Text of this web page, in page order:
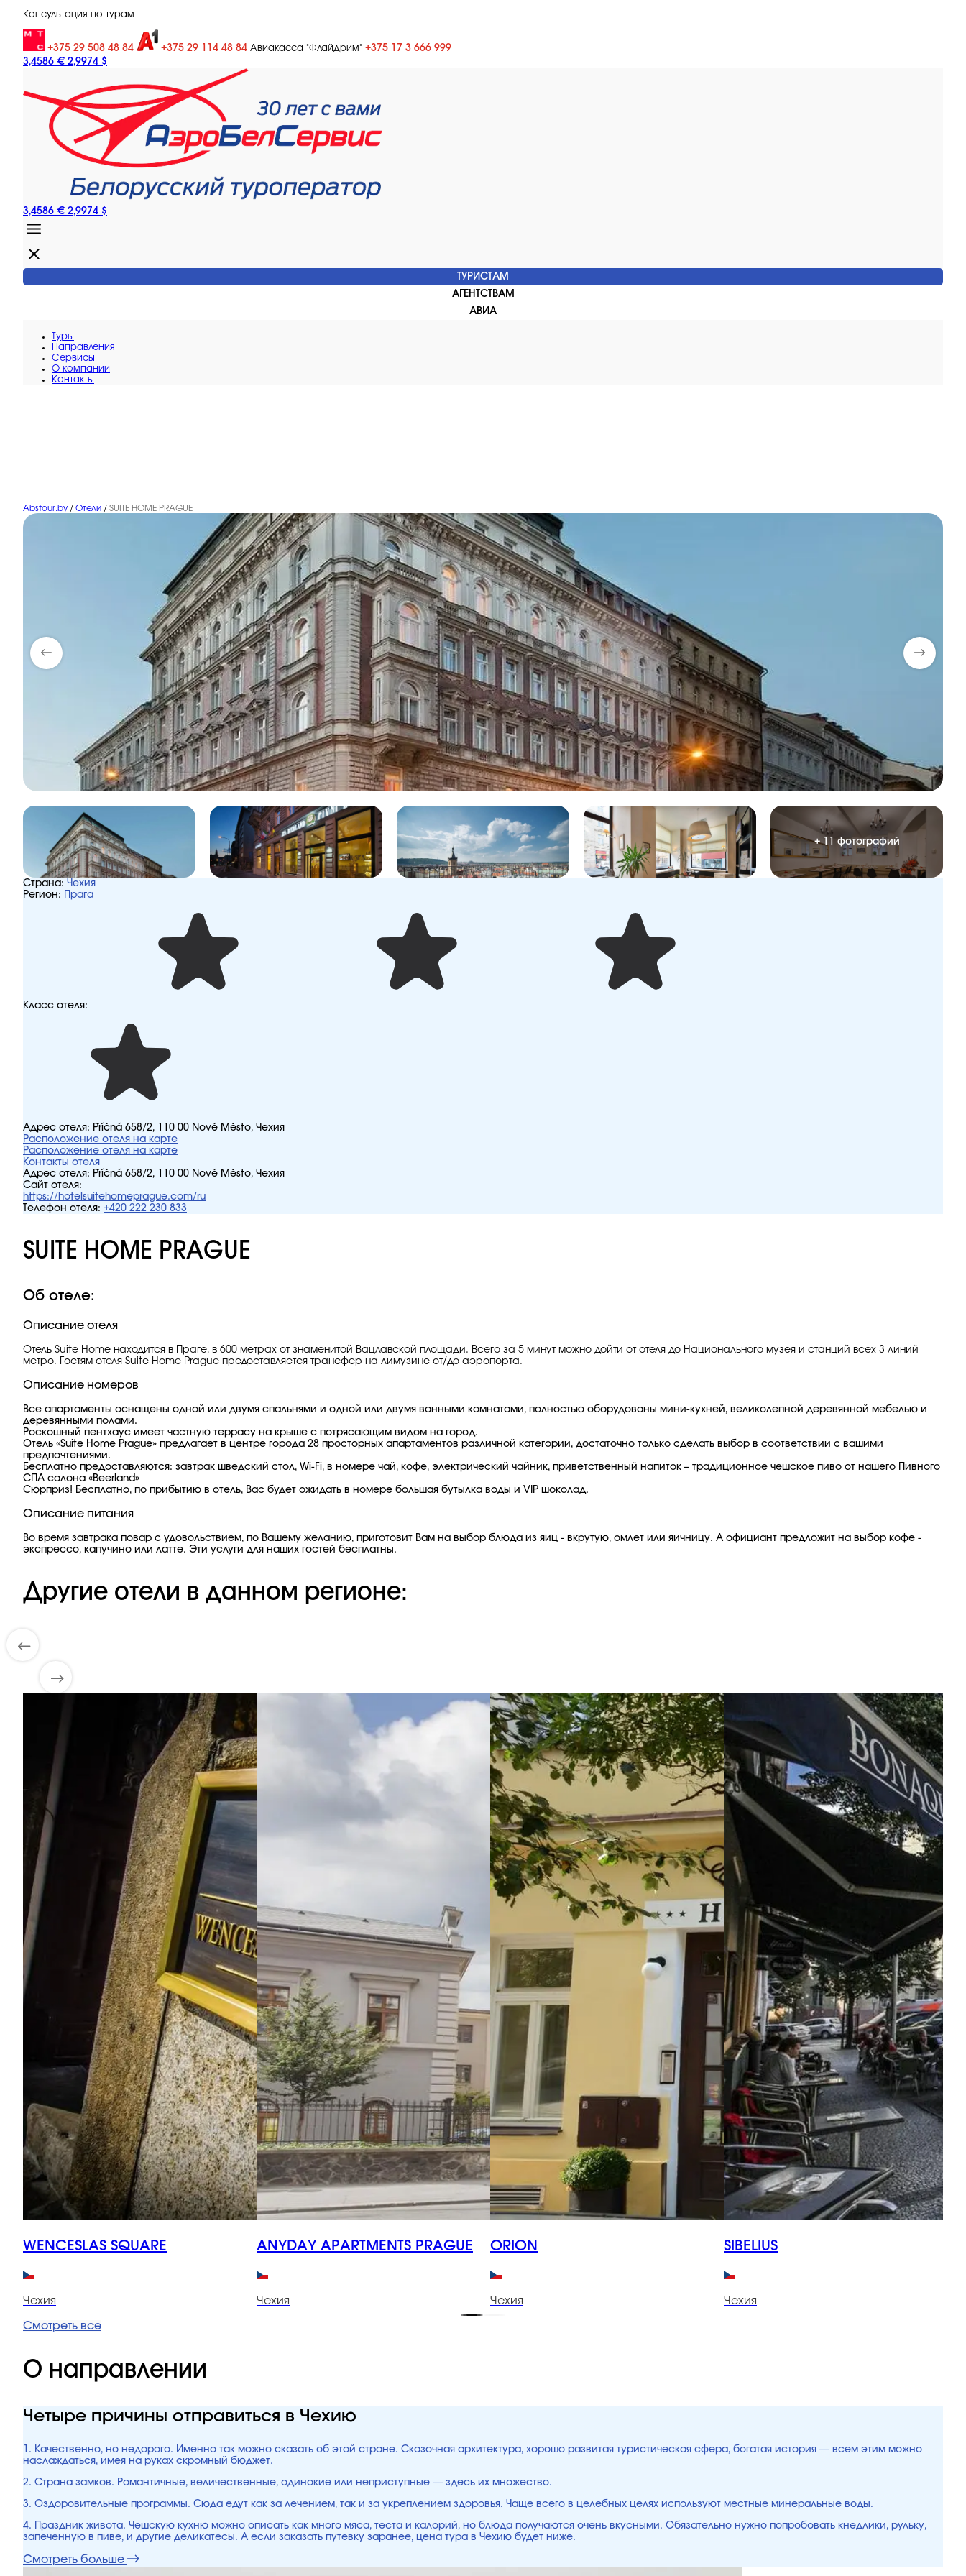
Консультация по турам
+375 29 508 48 84 +375 29 114 48 84 Авиакасса "Флайдрим" +375 17 3 666 999
3,4586 € 2,9974 $
3,4586 € 2,9974 $
ТУРИСТАМ
АГЕНТСТВАМ
АВИА
Туры
Направления
Сервисы
O компании
Контакты
Abstour.by / Отели / SUITE HOME PRAGUE
+ 11 фотографий
Страна: Чехия
Регион:
Прага
Класс отеля:
Адрес отеля: Příčná 658/2, 110 00 Nové Město, Чехия
Расположение отеля на карте
Расположение отеля на карте
Контакты отеля
Адрес отеля: Příčná 658/2, 110 00 Nové Město, Чехия
Сайт отеля:
https://hotelsuitehomeprague.com/ru
Телефон отеля: +420 222 230 833
SUITE HOME PRAGUE
Об отеле:
Описание отеля
Отель Suite Home находится в Праге, в 600 метрах от знаменитой Вацлавской площади. Всего за 5 минут можно дойти от отеля до Национального музея и станций всех 3 линий
метро. Гостям отеля Suite Home Prague предоставляется трансфер на лимузине от/до аэропорта.
Описание номеров
Все апартаменты оснащены одной или двумя спальнями и одной или двумя ванными комнатами, полностью оборудованы мини-кухней, великолепной деревянной мебелью и
деревянными полами.
Роскошный пентхаус имеет частную террасу на крыше с потрясающим видом на город.
Отель «Suite Home Prague» предлагает в центре города 28 просторных апартаментов различной категории, достаточно только сделать выбор в соответствии с вашими
предпочтениями.
Бесплатно предоставляются: завтрак шведский стол, Wi-Fi, в номере чай, кофе, электрический чайник, приветственный напиток – традиционное чешское пиво от нашего Пивного
СПА салона «Beerland»
Сюрприз! Бесплатно, по прибытию в отель, Вас будет ожидать в номере большая бутылка воды и VIP шоколад.
Описание питания
Во время завтрака повар с удовольствием, по Вашему желанию, приготовит Вам на выбор блюда из яиц - вкрутую, омлет или яичницу. А официант предложит на выбор кофе -
экспрессо, капучино или латте. Эти услуги для наших гостей бесплатны.
Другие отели в данном регионе:
WENCESLAS SQUARE
Чехия
ANYDAY APARTMENTS PRAGUE
Чехия
ORION
Чехия
SIBELIUS
Чехия
Смотреть все
О направлении
Четыре причины отправиться в Чехию
1. Качественно, но недорого. Именно так можно сказать об этой стране. Сказочная архитектура, хорошо развитая туристическая сфера, богатая история — всем этим можно
наслаждаться, имея на руках скромный бюджет.
2. Страна замков. Романтичные, величественные, одинокие или неприступные — здесь их множество.
3. Оздоровительные программы. Сюда едут как за лечением, так и за укреплением здоровья. Чаще всего в целебных целях используют местные минеральные воды.
4. Праздник живота. Чешскую кухню можно описать как много мяса, теста и калорий, но блюда получаются очень вкусными. Обязательно нужно попробовать кнедлики, рульку,
запеченную в пиве, и другие деликатесы. А если заказать путевку заранее, цена тура в Чехию будет ниже.
Смотреть больше